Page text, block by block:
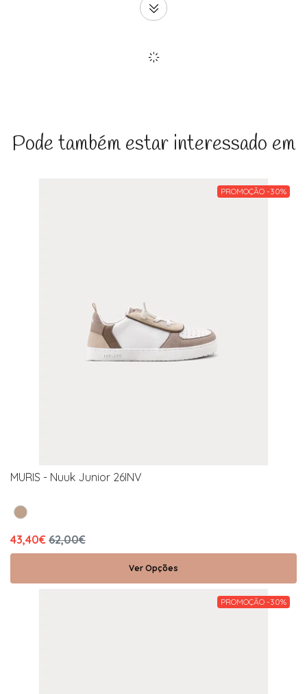
Pode também estar interessado em
PROMOÇÃO -30%
MURIS - Nuuk Junior 26INV
43,40€ 62,00€
Ver Opções
PROMOÇÃO -30%